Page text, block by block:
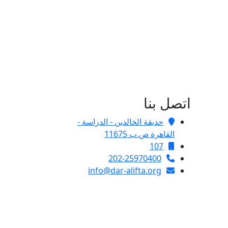
اتصل بنا
حديقة الخالدين - الدراسة -
القاهرة ص.ب 11675
107
202-25970400
info@dar-alifta.org